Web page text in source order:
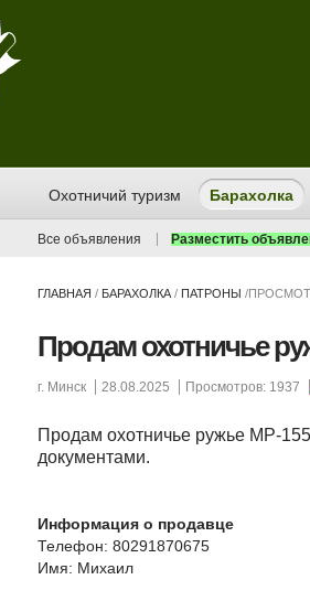
Охотничий туризм Барахолка
Все объявления Разместить
ГЛАВНАЯ / БАРАХОЛКА / ПАТРОНЫ /
Продам охотничье
г. Минск 28.08.2025 Просмотров: 1937
Продам охотничье ружье МР-
документами.
Информация о продавце
Телефон: 80291870675
Имя: Михаил